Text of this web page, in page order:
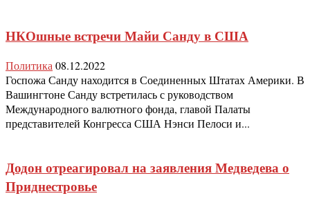
НКОшные встречи Майи Санду в США
Политика 08.12.2022
Госпожа Санду находится в Соединенных Штатах Америки. В
Вашингтоне Санду встретилась с руководством
Международного валютного фонда, главой Палаты
представителей Конгресса США Нэнси Пелоси и...
Додон отреагировал на заявления Медведева о
Приднестровье